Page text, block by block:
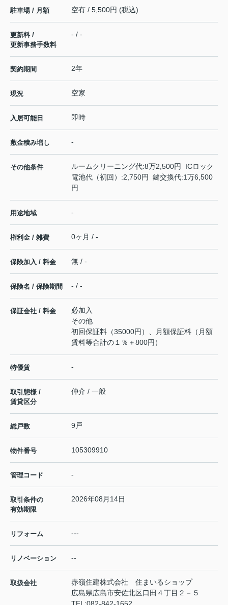
駐車場 / 月額 空有 / 5,500円 (税込)
更新料 /
更新事務手数料
- / -
契約期間 2年
現況 空家
入居可能日 即時
敷金積み増し -
その他条件
ルームクリーニング代:8万2,500円 ICロック
電池代（初回）:2,750円 鍵交換代:1万6,500
円
用途地域 -
権利金 / 雑費 0ヶ月 / -
保険加入 / 料金 無 / -
保険名 / 保険期間 - / -
保証会社 / 料金
必加入
その他
初回保証料（35000円）、月額保証料（月額
賃料等合計の１％＋800円）
特優賃 -
取引態様 /
賃貸区分
仲介 / 一般
総戸数 9戸
物件番号 105309910
管理コード -
取引条件の
有効期限
2026年08月14日
リフォーム ---
リノベーション --
取扱会社
赤嶺住建株式会社 住まいるショップ
広島県広島市安佐北区口田４丁目２－５